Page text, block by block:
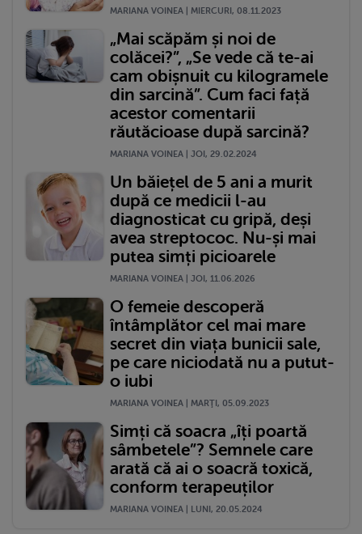
MARIANA VOINEA | MIERCURI, 08.11.2023
„Mai scăpăm și noi de
colăcei?”, „Se vede că te-ai
cam obișnuit cu kilogramele
din sarcină”. Cum faci față
acestor comentarii
răutăcioase după sarcină?
MARIANA VOINEA | JOI, 29.02.2024
Un băiețel de 5 ani a murit
după ce medicii l-au
diagnosticat cu gripă, deși
avea streptococ. Nu-și mai
putea simți picioarele
MARIANA VOINEA | JOI, 11.06.2026
O femeie descoperă
întâmplător cel mai mare
secret din viața bunicii sale,
pe care niciodată nu a putut-
o iubi
MARIANA VOINEA | MARŢI, 05.09.2023
Simți că soacra „îți poartă
sâmbetele”? Semnele care
arată că ai o soacră toxică,
conform terapeuților
MARIANA VOINEA | LUNI, 20.05.2024